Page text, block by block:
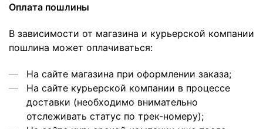
Оплата пошлины
В зависимости от магазина и курьерской компании
пошлина может оплачиваться:
На сайте магазина при оформлении заказа;
На сайте курьерской компании в процессе
доставки (необходимо внимательно
отслеживать статус по трек-номеру);